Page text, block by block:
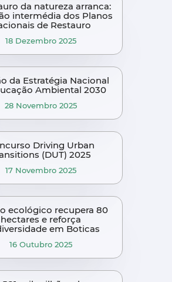
da natureza arranca:
intermédia dos Planos
de Restauro
18 Dezembro 2025
da Estratégia Nacional
Ambiental 2030
28 Novembro 2025
Driving Urban
(DUT) 2025
17 Novembro 2025
ecológico recupera 80
hectares e reforça
em Boticas
16 Outubro 2025